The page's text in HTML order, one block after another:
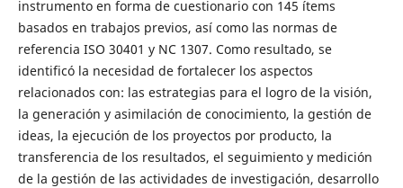
instrumento en forma de cuestionario con 145 ítems
basados en trabajos previos, así como las normas de
referencia ISO 30401 y NC 1307. Como resultado, se
identificó la necesidad de fortalecer los aspectos
relacionados con: las estrategias para el logro de la visión,
la generación y asimilación de conocimiento, la gestión de
ideas, la ejecución de los proyectos por producto, la
transferencia de los resultados, el seguimiento y medición
de la gestión de las actividades de investigación, desarrollo